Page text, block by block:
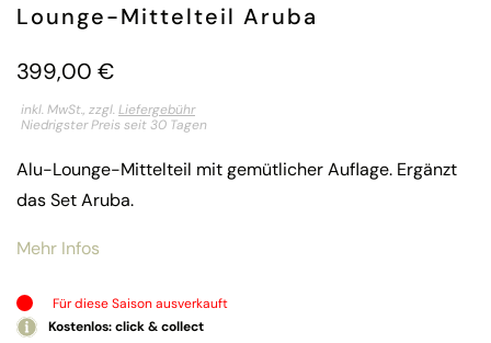
Lounge-Mittelteil Aruba
399,00 €
inkl. MwSt., zzgl.Liefergebühr
Niedrigster Preis seit 30 Tagen
Alu-Lounge-Mittelteil mit gemütlicher Auflage. Ergänzt
das Set Aruba.
Mehr Infos
Für diese Saison ausverkauft
Kostenlos: click & collect